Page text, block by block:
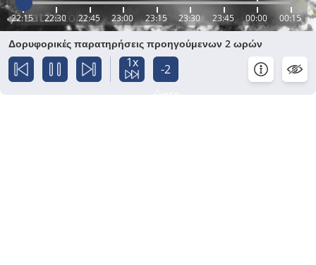
22:15 22:30 22:45 23:00 23:15 23:30 23:45 00:00 00:15
Δορυφορικές παρατηρήσεις προηγούμενων 2 ωρών
1x
-2